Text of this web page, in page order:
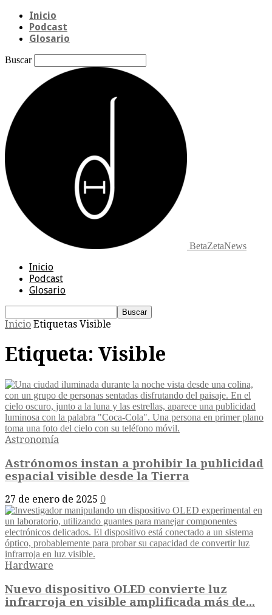
Inicio
Podcast
Glosario
Buscar
BetaZetaNews
Inicio
Podcast
Glosario
Inicio Etiquetas Visible
Etiqueta: Visible
Astronomía
Astrónomos instan a prohibir la publicidad
espacial visible desde la Tierra
27 de enero de 2025 0
Hardware
Nuevo dispositivo OLED convierte luz
infrarroja en visible amplificada más de...